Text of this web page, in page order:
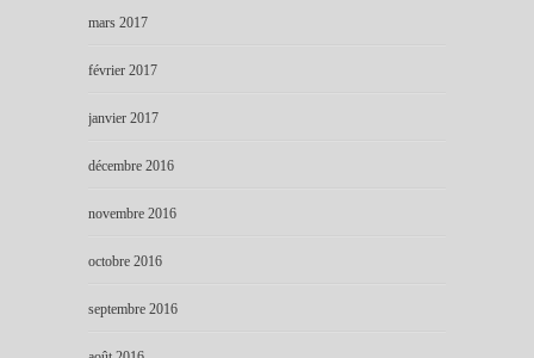
mars 2017
février 2017
janvier 2017
décembre 2016
novembre 2016
octobre 2016
septembre 2016